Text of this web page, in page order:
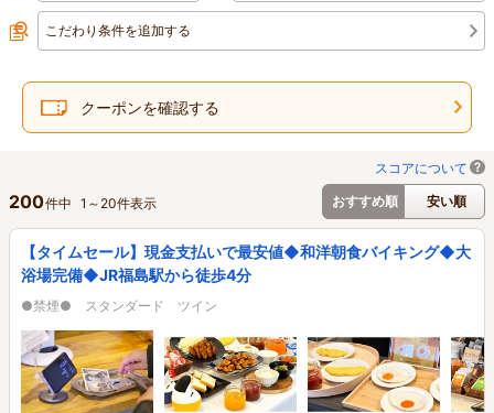
こだわり条件を追加する
クーポンを確認する
スコアについて
おすすめ順
安い順
200件中 1 ～ 20件表示
【タイムセール】現金支払いで最安値◆和洋朝食バイキング◆大
浴場完備◆JR福島駅から徒歩4分
●禁煙● スタンダード ツイン